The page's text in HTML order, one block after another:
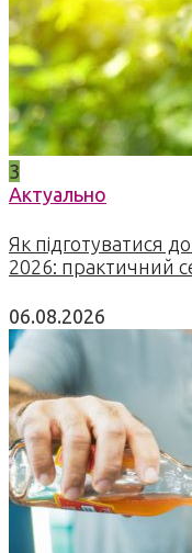
3
Актуально
Як підготуватися
2026: практичний
06.08.2026